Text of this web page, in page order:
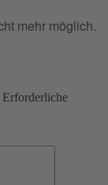
mehr möglich.
Erforderliche